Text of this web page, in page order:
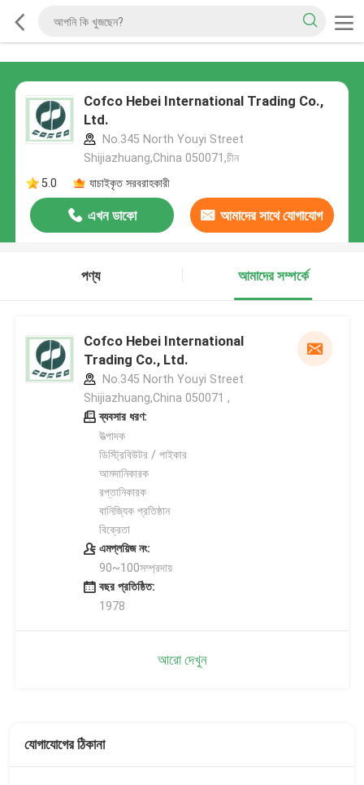
Cofco Hebei International Trading Co.,
Ltd.
No.345 North Youyi Street
Shijiazhuang,China 050071,চীন
5.0
যাচাইকৃত সরবরাহকারী
এখন ডাকো আমাদের সাথে যোগাযোগ
পণ্য
আমাদের সম্পর্কে
Cofco Hebei International
Trading Co., Ltd.
No.345 North Youyi Street
Shijiazhuang,China 050071 ,
ব্যবসার ধরণ:
উত্পাদক
ডিস্ট্রিবিউটর / পাইকার
আমদানিকারক
রপ্তানিকারক
বানিজ্যিক প্রতিষ্ঠান
বিক্রেতা
এমপ্লয়িজ নং:
90~100সম্প্রদায়
বছর প্রতিষ্ঠিত:
1978
আরো দেখুন
যোগাযোগের ঠিকানা